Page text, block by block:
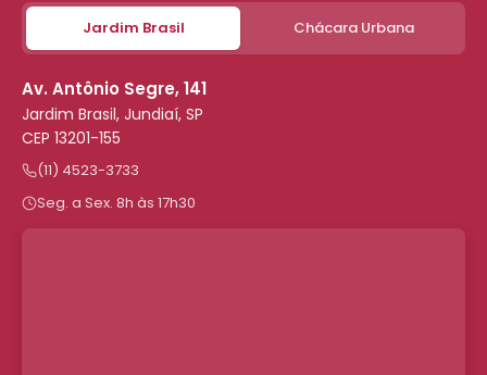
Jardim Brasil Chácara Urbana
Av. Antônio Segre, 141
Jardim Brasil, Jundiaí, SP
CEP 13201-155
(11) 4523-3733
Seg. a Sex. 8h às 17h30